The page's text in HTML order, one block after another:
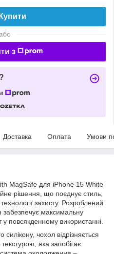
Купити
з
Доставка Оплата Умови
MagSafe для iPhone 15 White
рішення, що поєднує стиль,
захисту. Розроблений
забезпечує максимальну
повсякденному використанні.
силікону, чохол відрізняється
яка запобігає